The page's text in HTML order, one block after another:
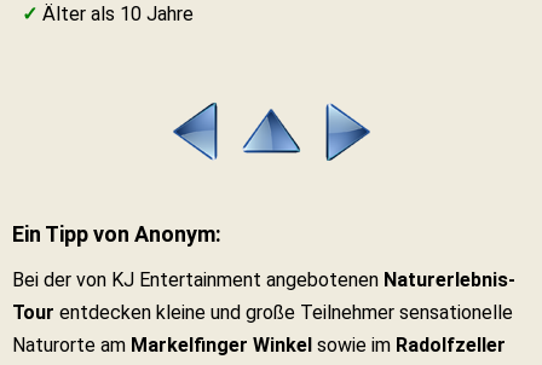
✓ Älter als 10 Jahre
Ein Tipp von Anonym:
Bei der von KJ Entertainment angebotenen Naturerlebnis-
Tour entdecken kleine und große Teilnehmer sensationelle
Naturorte am Markelfinger Winkel sowie im Radolfzeller